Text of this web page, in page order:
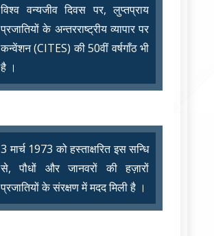
विश्व वन्यजीव दिवस पर, लुप्तप्राय
प्रजातियों के अन्तरराष्ट्रीय व्यापार पर
कन्वेंशन (CITES) की 50वीं वर्षगाँठ भी
है ।
3 मार्च 1973 को हस्ताक्षरित इस सन्धि
से, पौधों और जानवरों की हज़ारों
प्रजातियों के संरक्षण में मदद मिली है ।